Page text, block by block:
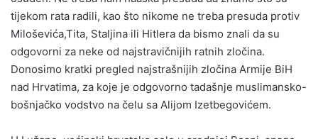
tijekom rata radili, kao što nikome ne treba presuda protiv
Miloševića,Tita, Staljina ili Hitlera da bismo znali da su
odgovorni za neke od najstravičnijih ratnih zločina.
Donosimo kratki pregled najstrašnijih zločina Armije BiH
nad Hrvatima, za koje je odgovorno tadašnje muslimansko-
bošnjačko vodstvo na čelu sa Alijom Izetbegovićem.